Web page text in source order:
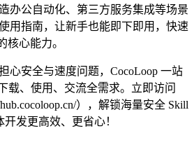
办公自动化、第三方服务集成等场景
用指南，让新手也能即下即用，快速
核心能力。
心安全与速度问题，CocoLoop 一站
载、使用、交流全需求。立即访问
），解锁海量安全 Skill
发更高效、更省心！